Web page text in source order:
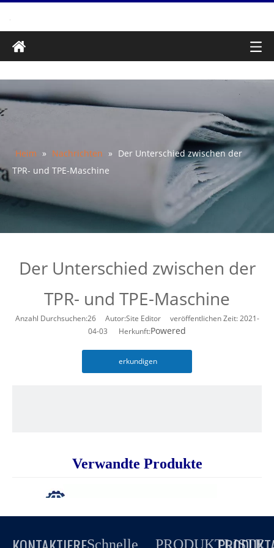
Heim » Nachrichten » Der Unterschied zwischen der
TPR- und TPE-Maschine
Der Unterschied zwischen der
TPR- und TPE-Maschine
Anzahl Durchsuchen:26Autor:Site Editor veröffentlichen Zeit: 2021-
04-03 Herkunft:Powered
erkundigen
Verwandte Produkte
Schnelle
PRODUKTLISTE